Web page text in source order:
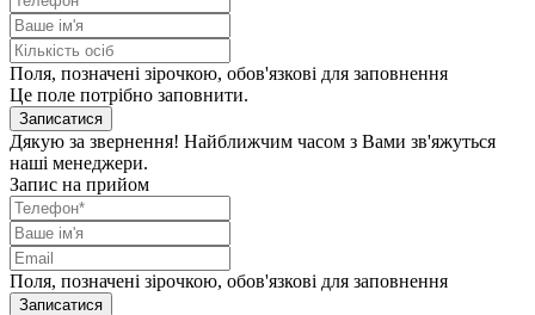
Поля, позначені зірочкою, обов'язкові для заповнення
Це поле потрібно заповнити.
Записатися
Дякую за звернення! Найближчим часом з Вами зв'яжуться
наші менеджери.
Запис на прийом
Поля, позначені зірочкою, обов'язкові для заповнення
Записатися